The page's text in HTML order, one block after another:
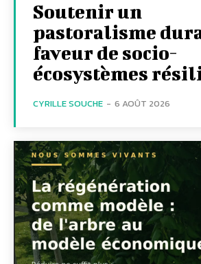
Soutenir un
pastoralisme
faveur de socio-
écosystèmes
CYRILLE SOUCHE - 6 AOÛT 2026